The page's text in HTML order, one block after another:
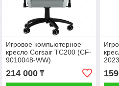
Игровое компьютерное
кресло Corsair TC200 (CF-
9010048-WW)
214 000₸